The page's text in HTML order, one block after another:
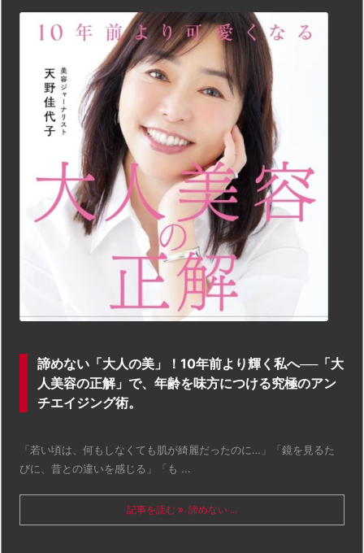
諦めない「大人の美」！10年前より輝く私へ──「大
人美容の正解」で、年齢を味方につける究極のアン
チエイジング術。
「若い頃は、何もしなくても肌が綺麗だったのに…」「鏡を見るた
びに、昔との違いを感じる」「も ...
記事を読む 諦めない ...